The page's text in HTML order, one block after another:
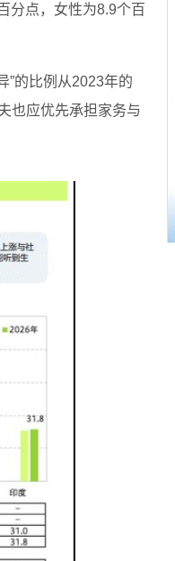
分点，女性为8.9个百
”的比例从2023年的
也应优先承担家务与